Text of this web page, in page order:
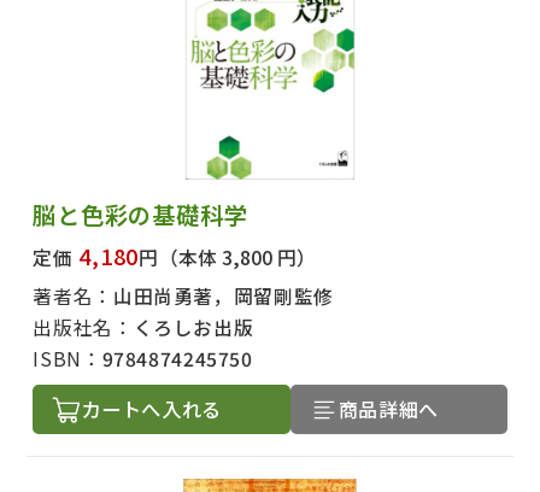
脳と色彩の基礎科学
定価 4,180円 （本体 3,800 円）
著者名： 山田尚勇著，岡留剛監修
出版社名： くろしお出版
ISBN： 9784874245750
カートへ入れる 商品詳細へ